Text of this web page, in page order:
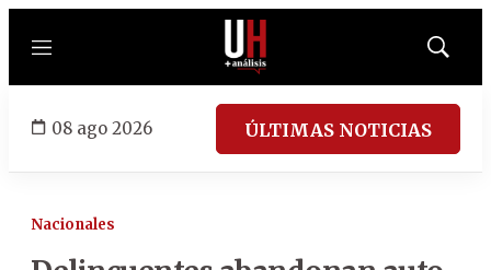
Menú
Mostrar
08 ago 2026 ÚLTIMAS NOTICIAS
Nacionales